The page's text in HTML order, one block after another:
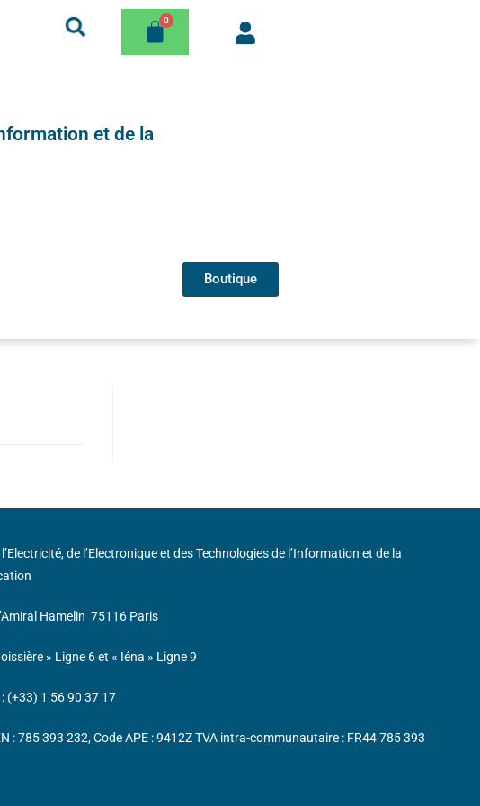
et de la
Boutique
de l’Electronique et des Technologies de l’Information et de la
Hamelin 75116 Paris
» Ligne 6 et « Iéna » Ligne 9
(+33) 1 56 90 37 17
: 785 393 232, Code APE : 9412Z TVA intra-communautaire : FR44 785 393